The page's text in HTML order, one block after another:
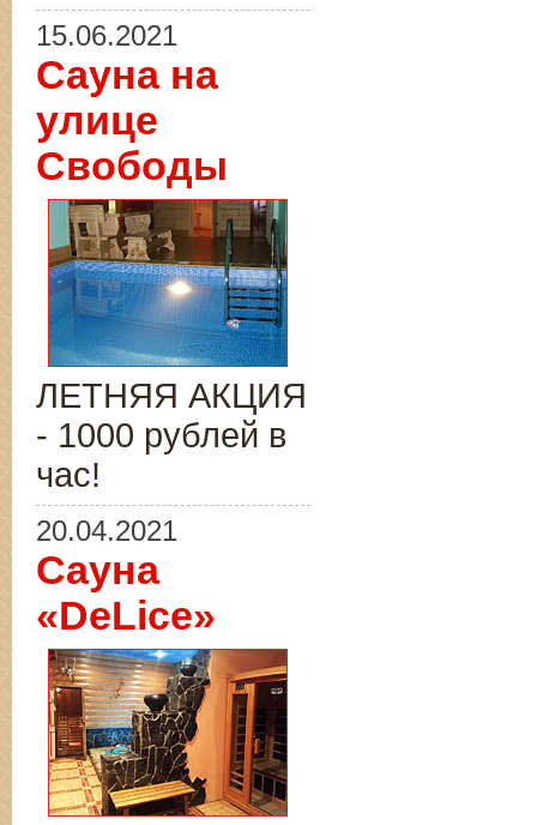
15.06.2021
Сауна на
улице
Свободы
ЛЕТНЯЯ АКЦИЯ
- 1000 рублей в
час!
20.04.2021
Сауна
«DeLice»